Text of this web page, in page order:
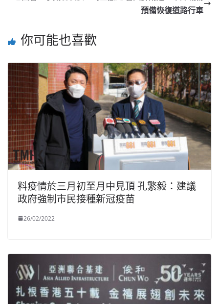
預備恢復道路行車
你可能也喜歡
料疫情於三月初至月中見頂 孔繁毅：建議
政府強制市民接種新冠疫苗
26/02/2022